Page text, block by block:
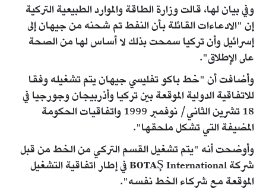
وفي بيان لها، قالت وزارة الطاقة والموارد الطبيعية التركية
إن "الادعاءات القائلة بأن النفط تم شحنه من جيهان إلى
إسرائيل وأن تركيا سمحت بذلك لا أساس لها من الصحة
على الإطلاق".
وأضافت أن "خط باكو تفليسي جيهان يتم تشغيله وفقا
للاتفاقية الدولية الموقعة بين تركيا وأذربيجان وجورجيا في
18 تشرين الثاني/ نوفمبر 1999 واتفاقيات الحكومة
المضيفة التي تشكل ملحقها".
وأوضحت أنه "يتم تشغيل القسم التركي من الخط من قبل
شركة BOTAŞ International في إطار اتفاقية التشغيل
الموقعة مع شركاء الخط نفسه".